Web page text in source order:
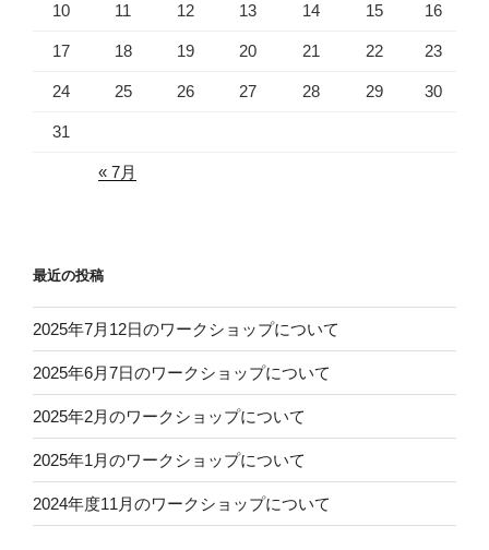
10 11 12 13 14 15 16
17 18 19 20 21 22 23
24 25 26 27 28 29 30
31
« 7月
最近の投稿
2025年7月12日のワークショップについて
2025年6月7日のワークショップについて
2025年2月のワークショップについて
2025年1月のワークショップについて
2024年度11月のワークショップについて